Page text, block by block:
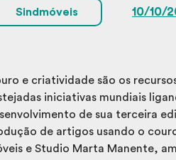
Sindmóveis 10/10/
e criatividade são os
iniciativas mundiais
de sua terceira
de artigos usando o
e Studio Marta Manente,